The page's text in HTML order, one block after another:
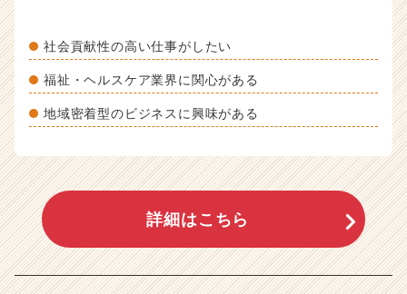
社会貢献性の高い仕事がしたい
福祉・ヘルスケア業界に関心がある
地域密着型のビジネスに興味がある
詳細はこちら